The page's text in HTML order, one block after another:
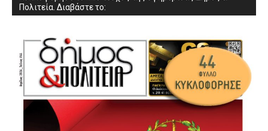
Πολιτεία. Διαβάστε το: